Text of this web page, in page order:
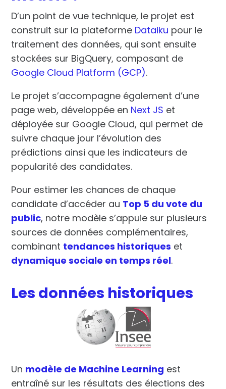
D’un point de vue technique, le projet est
construit sur la plateforme Dataiku pour le
traitement des données, qui sont ensuite
stockées sur BigQuery, composant de
Google Cloud Platform (GCP).
Le projet s’accompagne également d’une
page web, développée en Next JS et
déployée sur Google Cloud, qui permet de
suivre chaque jour l’évolution des
prédictions ainsi que les indicateurs de
popularité des candidates.
Pour estimer les chances de chaque
candidate d’accéder au Top 5 du vote du
public, notre modèle s’appuie sur plusieurs
sources de données complémentaires,
combinant tendances historiques et
dynamique sociale en temps réel.
Les données historiques
Un modèle de Machine Learning est
entraîné sur les résultats des élections des